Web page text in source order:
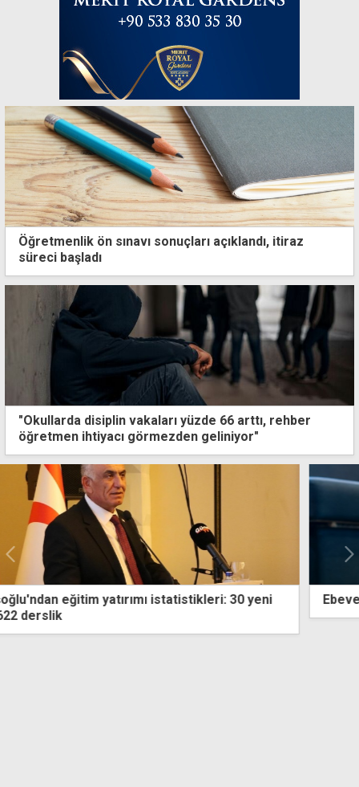
Öğretmenlik ön sınavı sonuçları açıklandı, itiraz
süreci başladı
"Okullarda disiplin vakaları yüzde 66 arttı, rehber
öğretmen ihtiyacı görmezden geliniyor"
Ebeveynler için Güvenli İnternet Eğitimleri yayında